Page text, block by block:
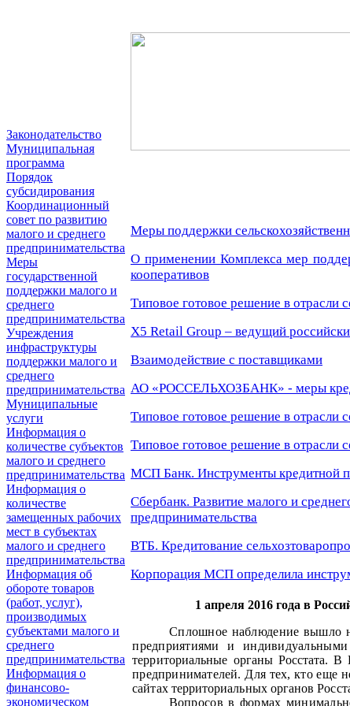
Законодательство
Муниципальная
программа
Порядок
субсидирования
Координационный
совет по развитию
малого и среднего
предпринимательства
Меры
государственной
поддержки малого и
среднего
предпринимательства
Учреждения
инфраструктуры
поддержки малого и
среднего
предпринимательства
Муниципальные
услуги
Информация о
количестве субъектов
малого и среднего
предпринимательства
Информация о
количестве
замещенных рабочих
мест в субъектах
малого и среднего
предпринимательства
Информация об
обороте товаров
(работ, услуг),
производимых
субъектами малого и
среднего
предпринимательства
Информация о
финансово-
экономическом
Меры поддержки
О применении Комплекса мер
кооперативов
Типовое готовое решение в отрасли
Х5 Retail Group – ведущий
Взаимодействие с поставщиками
АО «РОССЕЛЬХОЗБАНК» - меры
Типовое готовое решение в отрасли
Типовое готовое решение в отрасли
МСП Банк. Инструменты кредитной
Сбербанк. Развитие малого и
предпринимательства
ВТБ. Кредитование
Корпорация МСП определила
1апреля 2016 года в
Сплошное наблюдение вышло
предприятиями и
территориальные органы Росстата.
предпринимателей. Для тех, ктоеще
сайтах территориальных органов
Вопросов в формах